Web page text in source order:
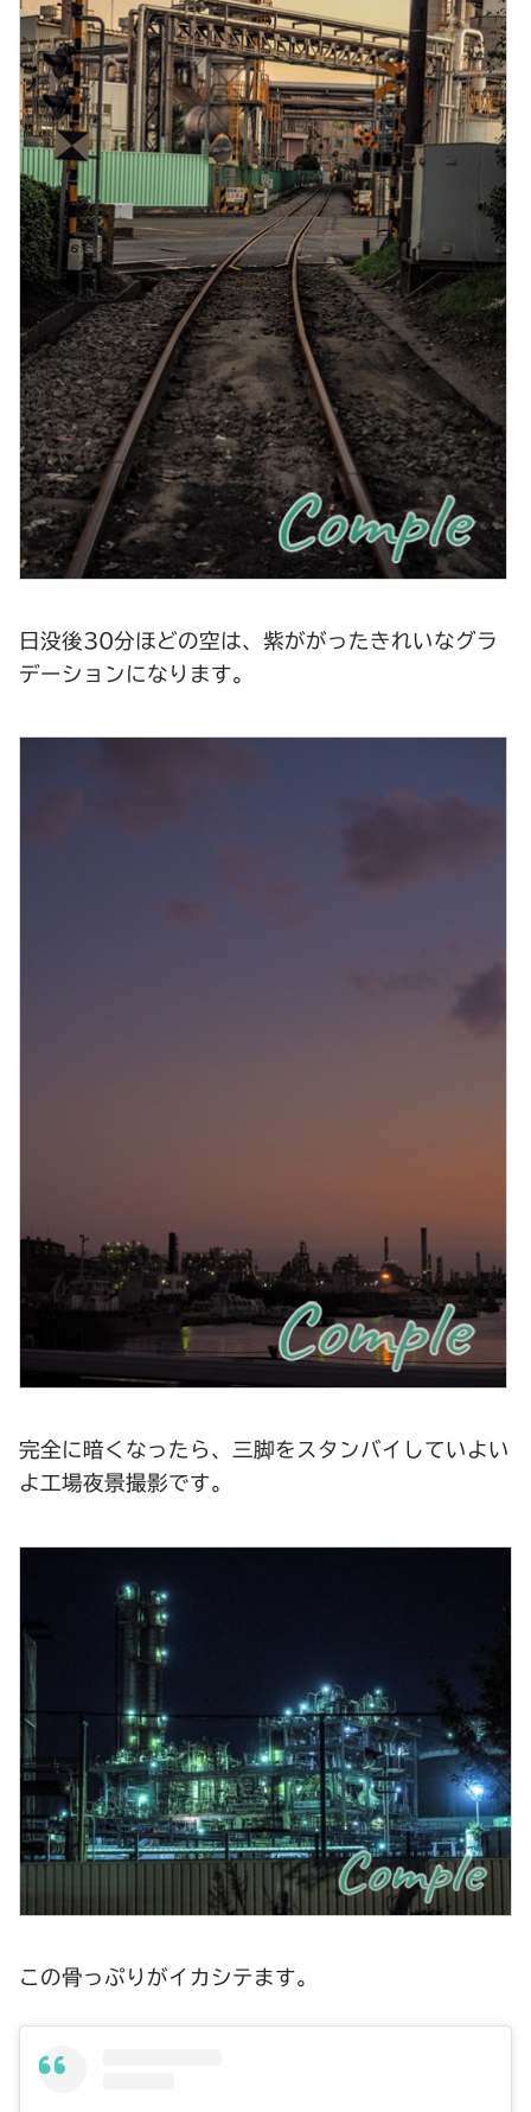
日没後30分ほどの空は、紫ががったきれいなグラ
デーションになります。
完全に暗くなったら、三脚をスタンバイしていよい
よ工場夜景撮影です。
この骨っぷりがイカシテます。